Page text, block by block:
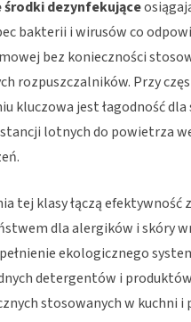
dezynfekujące
bakterii i wirusów co
bez konieczności
rozpuszczalników. Przy
kluczowa jest łagodność dla
lotnych do powietrza
tej klasy łączą efektywność z
dla alergików i skóry
ekologicznego
detergentów i produktów
stosowanych w kuchni i